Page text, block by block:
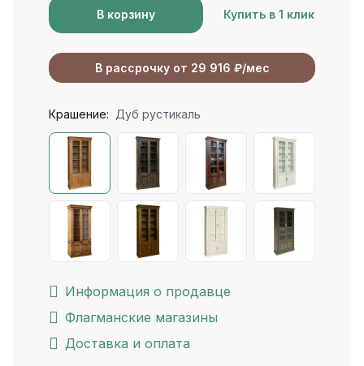
В корзину Купить в 1 клик
В рассрочку от 29 916 ₽/мес
Крашение: Дуб рустикаль
Информация о продавце
Флагманские магазины
Доставка и оплата